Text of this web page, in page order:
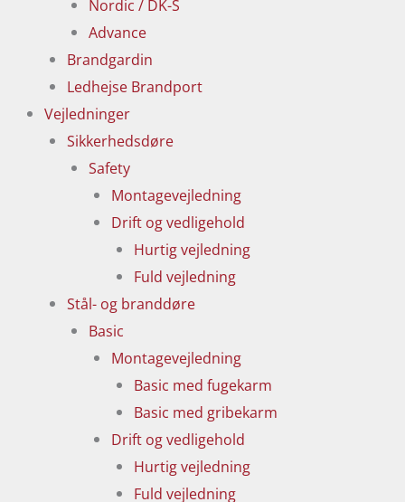
Nordic / DK-S
Advance
Brandgardin
Ledhejse Brandport
Vejledninger
Sikkerhedsdøre
Safety
Montagevejledning
Drift og vedligehold
Hurtig vejledning
Fuld vejledning
Stål- og branddøre
Basic
Montagevejledning
Basic med fugekarm
Basic med gribekarm
Drift og vedligehold
Hurtig vejledning
Fuld vejledning